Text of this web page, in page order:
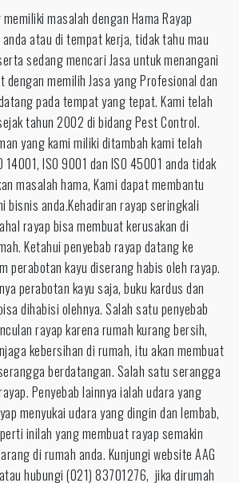
Rayap
Berkualitas
untuk
daerah
Kabupaten
Lebak
masalah dengan Hama Rayap
atau di tempat kerja, tidak tahu mau
sedang mencari Jasa untuk menangani
memilih Jasa yang Profesional dan
pada tempat yang tepat. Kami telah
tahun 2002 di bidang Pest Control.
yang kami miliki ditambah kami telah
ISO 9001 dan ISO 45001 anda tidak
masalah hama, Kami dapat membantu
bisnis anda.Kehadiran rayap seringkali
rayap bisa membuat kerusakan di
Ketahui penyebab rayap datang ke
perabotan kayu diserang habis oleh rayap.
perabotan kayu saja, buku kardus dan
dihabisi olehnya. Salah satu penyebab
rayap karena rumah kurang bersih,
kebersihan di rumah, itu akan membuat
berdatangan. Salah satu serangga
Penyebab lainnya ialah udara yang
menyukai udara yang dingin dan lembab,
inilah yang membuat rayap semakin
di rumah anda. Kunjungi website AAG
atau hubungi (021) 83701276, jika dirumah